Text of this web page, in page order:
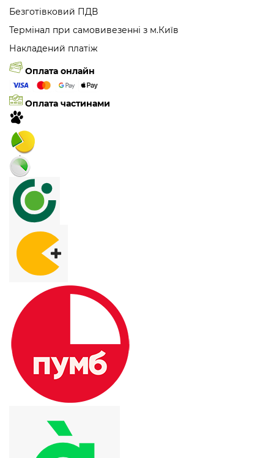
Безготівковий ПДВ
Термінал при самовивезенні з м.Київ
Накладений платіж
Оплата онлайн
Оплата частинами